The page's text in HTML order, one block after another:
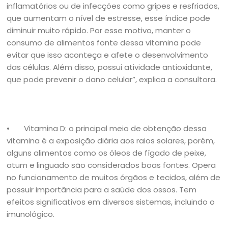
inflamatórios ou de infecções como gripes e resfriados,
que aumentam o nível de estresse, esse índice pode
diminuir muito rápido. Por esse motivo, manter o
consumo de alimentos fonte dessa vitamina pode
evitar que isso aconteça e afete o desenvolvimento
das células. Além disso, possui atividade antioxidante,
que pode prevenir o dano celular”, explica a consultora.
• Vitamina D: o principal meio de obtenção dessa
vitamina é a exposição diária aos raios solares, porém,
alguns alimentos como os óleos de fígado de peixe,
atum e linguado são considerados boas fontes. Opera
no funcionamento de muitos órgãos e tecidos, além de
possuir importância para a saúde dos ossos. Tem
efeitos significativos em diversos sistemas, incluindo o
imunológico.